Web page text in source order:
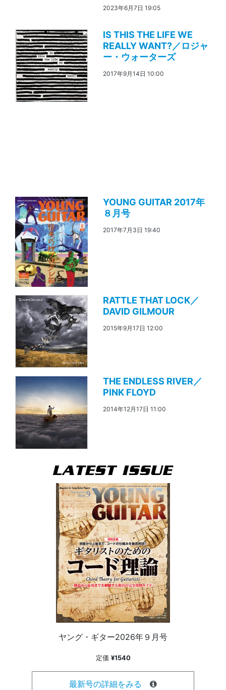
2023年6月7日 19:05
IS THIS THE LIFE WE
REALLY WANT?／ロジャ
ー・ウォーターズ
2017年9月14日 10:00
YOUNG GUITAR 2017年
８月号
2017年7月3日 19:40
RATTLE THAT LOCK／
DAVID GILMOUR
2015年9月17日 12:00
THE ENDLESS RIVER／
PINK FLOYD
2014年12月17日 11:00
ヤング・ギター2026年９月号
定価 ¥1540
最新号の詳細をみる